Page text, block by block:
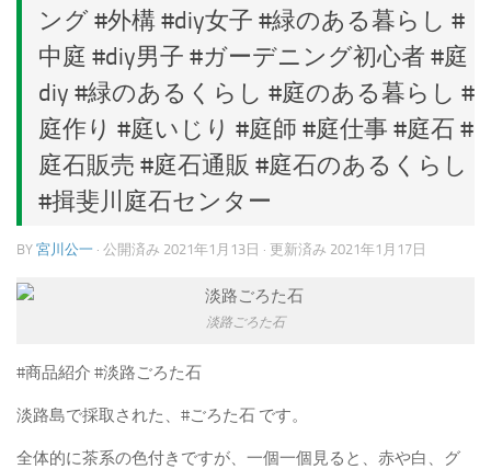
ング #外構 #diy女子 #緑のある暮らし #
中庭 #diy男子 #ガーデニング初心者 #庭
diy #緑のあるくらし #庭のある暮らし #
庭作り #庭いじり #庭師 #庭仕事 #庭石 #
庭石販売 #庭石通販 #庭石のあるくらし
#揖斐川庭石センター
BY 宮川公一 · 公開済み 2021年1月13日 · 更新済み 2021年1月17日
淡路ごろた石
#商品紹介 #淡路ごろた石
淡路島で採取された、#ごろた石 です。
全体的に茶系の色付きですが、一個一個見ると、赤や白、グ